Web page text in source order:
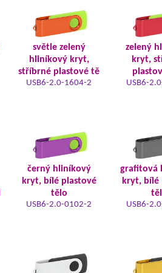
světle zelený
hliníkový kryt,
stříbrné plastové tě
USB6-2.0-1604-2
zelený
kryt,
USB6-
černý hliníkový
kryt, bílé plastové
tělo
USB6-2.0-0102-2
grafitová
kryt, bílé
USB6-